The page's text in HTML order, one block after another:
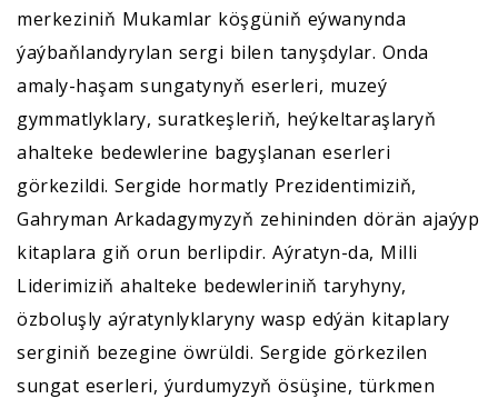
merkeziniň Mukamlar köşgüniň eýwanynda
ýaýbaňlandyrylan sergi bilen tanyşdylar. Onda
amaly-haşam sungatynyň eserleri, muzeý
gymmatlyklary, suratkeşleriň, heýkeltaraşlaryň
ahalteke bedewlerine bagyşlanan eserleri
görkezildi. Sergide hormatly Prezidentimiziň,
Gahryman Arkadagymyzyň zehininden dörän ajaýyp
kitaplara giň orun berlipdir. Aýratyn-da, Milli
Liderimiziň ahalteke bedewleriniň taryhyny,
özboluşly aýratynlyklaryny wasp edýän kitaplary
serginiň bezegine öwrüldi. Sergide görkezilen
sungat eserleri, ýurdumyzyň ösüşine, türkmen